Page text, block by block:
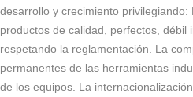
desarrollo y crecimiento
productos de calidad, perfectos, débil
respetando la reglamentación. La
permanentes de las herramientas
de los equipos. La